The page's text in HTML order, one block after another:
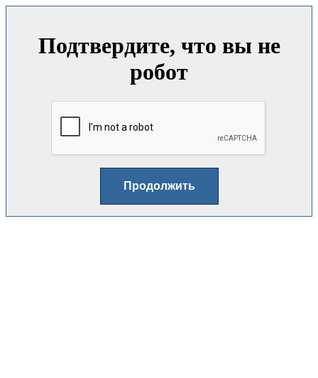
Подтвердите, что вы не
робот
Продолжить